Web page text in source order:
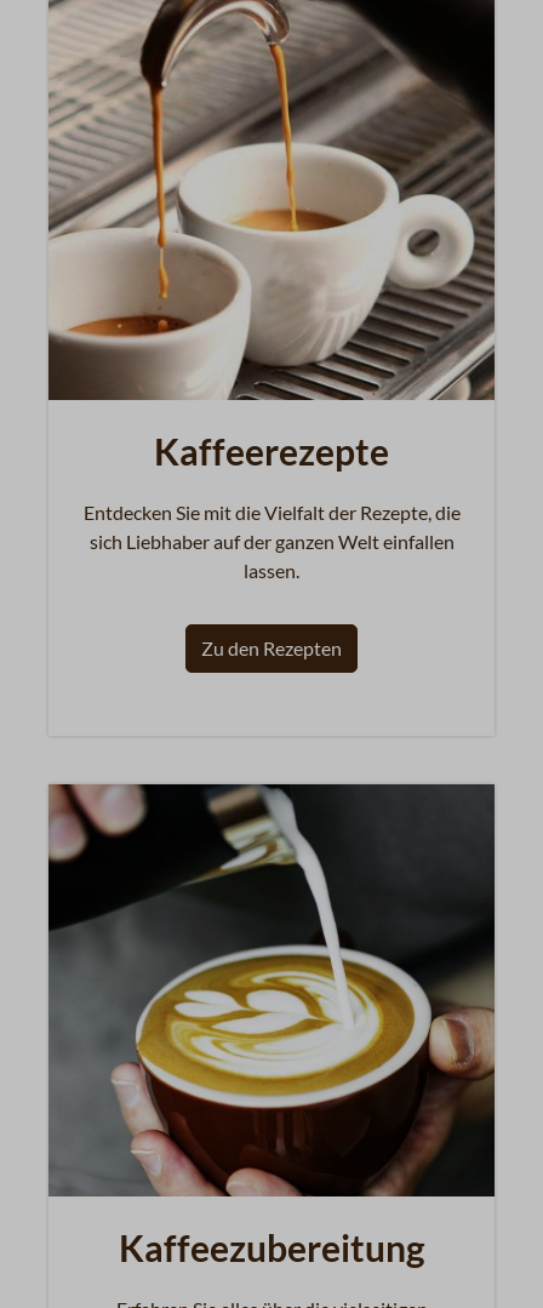
Kaffeerezepte
Entdecken Sie mit die Vielfalt der Rezepte, die
sich Liebhaber auf der ganzen Welt einfallen
lassen.
Zu den Rezepten
Kaffeezubereitung